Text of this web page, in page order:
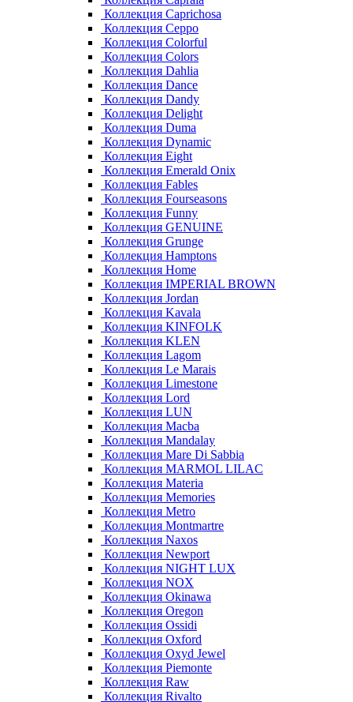
Коллекция Caprichosa
Коллекция Ceppo
Коллекция Colorful
Коллекция Colors
Коллекция Dahlia
Коллекция Dance
Коллекция Dandy
Коллекция Delight
Коллекция Duma
Коллекция Dynamic
Коллекция Eight
Коллекция Emerald Onix
Коллекция Fables
Коллекция Fourseasons
Коллекция Funny
Коллекция GENUINE
Коллекция Grunge
Коллекция Hamptons
Коллекция Home
Коллекция IMPERIAL BROWN
Коллекция Jordan
Коллекция Kavala
Коллекция KINFOLK
Коллекция KLEN
Коллекция Lagom
Коллекция Le Marais
Коллекция Limestone
Коллекция Lord
Коллекция LUN
Коллекция Macba
Коллекция Mandalay
Коллекция Mare Di Sabbia
Коллекция MARMOL LILAC
Коллекция Materia
Коллекция Memories
Коллекция Metro
Коллекция Montmartre
Коллекция Naxos
Коллекция Newport
Коллекция NIGHT LUX
Коллекция NOX
Коллекция Okinawa
Коллекция Oregon
Коллекция Ossidi
Коллекция Oxford
Коллекция Oxyd Jewel
Коллекция Piemonte
Коллекция Raw
Коллекция Rivalto